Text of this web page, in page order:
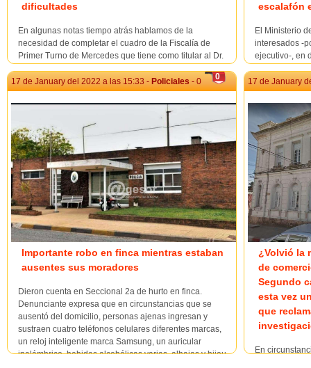
dificultades
En algunas notas tiempo atrás hablamos de la
necesidad de completar el cuadro de la Fiscalía de
Primer Turno de Mercedes que tiene como titular al Dr.
la Dra. Valeria Figueredo, quedó únicamente el Dr.
Chargoñia y la Dra. Patricia De Amo...
escalafón
El Ministerio
interesados -
ejecutivo-, en
inscripción y
establecidas
0
17 de January del 2022 a las 15:33 - Policiales - 0
Importante robo en finca mientras estaban
ausentes sus moradores
Dieron cuenta en Seccional 2a de hurto en finca.
Denunciante expresa que en circunstancias que se
ausentó del domicilio, personas ajenas ingresan y
sustraen cuatro teléfonos celulares diferentes marcas,
un reloj inteligente marca Samsung, un auricular
inalámbrico, bebidas alcohólicas varias, alhajas y bijou
17 de January
¿Volvió la
de
Segundo
esta vez
que
En